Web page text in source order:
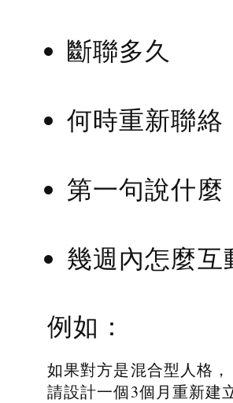
斷聯多久
何時重新聯絡
第一句說什麼
幾週內怎麼互
例如：
如果對方是混合型人格，
請設計一個3個月重新建